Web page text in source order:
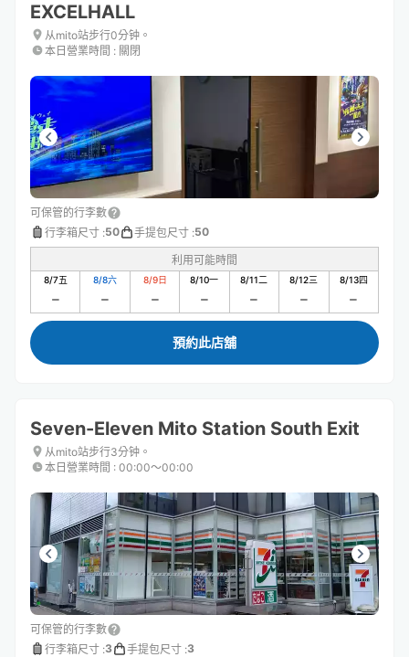
keyboard
shortcuts
for
changing
dates.
keyboard
shortcuts
for
changing
dates.
EXCELHALL
从mito站步行0分钟。
本日營業時間 : 關閉
可保管的行李數
行李箱尺寸 :50 手提包尺寸 :50
利用可能時間
8/7五 8/8六 8/9日 8/10一 8/11二 8/12三 8/13四
預約此店舖
Seven-Eleven Mito Station South Exit
从mito站步行3分钟。
本日營業時間 : 00:00〜00:00
可保管的行李數
行李箱尺寸 :3 手提包尺寸 :3